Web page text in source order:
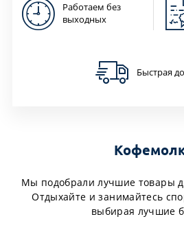
Работаем без
выходных
Быстрая
Мы подобрали лучшие товары
Отдыхайте и занимайтесь
выбирая лучшие